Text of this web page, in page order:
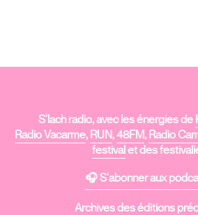
S'lach radio, avec les énergies de
Radio Vacarme, RUN,48FM, Radio
festivalet des
🎧 S'abonner aux
Archives des éditions